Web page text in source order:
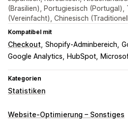
(Brasilien), Portugiesisch (Portugal),
(Vereinfacht), Chinesisch
Kompatibel mit
Checkout Shopify-Adminbereich
Google Analytics
HubSpot
Kategorien
Statistiken
Kundenverhalten
Website-Optimierung – Sonstiges